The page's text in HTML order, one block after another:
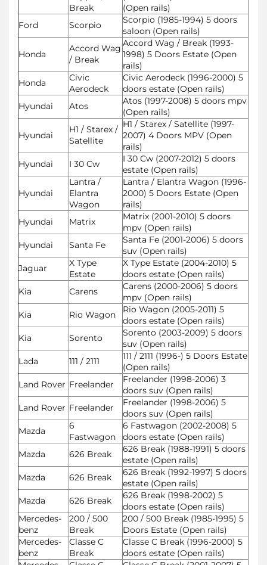
Break
(Open rails)
Ford
Scorpio
Scorpio (1985-1994) 5 doors
saloon (Open rails)
Honda
Accord Wag
/ Break
Accord Wag / Break (1993-
1998) 5 Doors Estate (Open
rails)
Honda
Civic
Aerodeck
Civic Aerodeck (1996-2000) 5
doors estate (Open rails)
Hyundai
Atos
Atos (1997-2008) 5 doors mpv
(Open rails)
Hyundai
H1 / Starex /
Satellite
H1 / Starex / Satellite (1997-
2007) 4 Doors MPV (Open
rails)
Hyundai
I 30 Cw
I 30 Cw (2007-2012) 5 doors
estate (Open rails)
Hyundai
Lantra /
Elantra
Wagon
Lantra / Elantra Wagon (1996-
2000) 5 Doors Estate (Open
rails)
Hyundai
Matrix
Matrix (2001-2010) 5 doors
mpv (Open rails)
Hyundai
Santa Fe
Santa Fe (2001-2006) 5 doors
suv (Open rails)
Jaguar
X Type
Estate
X Type Estate (2004-2010) 5
doors estate (Open rails)
Kia
Carens
Carens (2000-2006) 5 doors
mpv (Open rails)
Kia
Rio Wagon
Rio Wagon (2005-2011) 5
doors estate (Open rails)
Kia
Sorento
Sorento (2003-2009) 5 doors
suv (Open rails)
Lada
111 / 2111
111 / 2111 (1996-) 5 Doors Estate
(Open rails)
Land Rover Freelander
Freelander (1998-2006) 3
doors suv (Open rails)
Land Rover Freelander
Freelander (1998-2006) 5
doors suv (Open rails)
Mazda
6
Fastwagon
6 Fastwagon (2002-2008) 5
doors estate (Open rails)
Mazda
626 Break
626 Break (1988-1991) 5 doors
estate (Open rails)
Mazda
626 Break
626 Break (1992-1997) 5 doors
estate (Open rails)
Mazda
626 Break
626 Break (1998-2002) 5
doors estate (Open rails)
Mercedes-
benz
200 / 500
Break
200 / 500 Break (1985-1995) 5
Doors Estate (Open rails)
Mercedes-
benz
Classe C
Break
Classe C Break (1996-2000) 5
doors estate (Open rails)